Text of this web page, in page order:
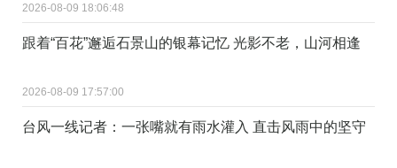
2026-08-09 18:06:48
跟着“百花”邂逅石景山的银幕记忆 光影不老，山河相逢
2026-08-09 17:57:00
台风一线记者：一张嘴就有雨水灌入 直击风雨中的坚守